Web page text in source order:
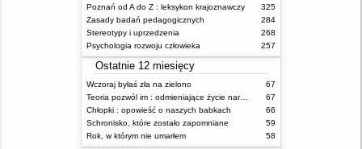
Poznań od A do Z : leksykon krajoznawczy
325
Zasady badań pedagogicznych
284
Stereotypy i uprzedzenia
268
Psychologia rozwoju człowieka
257
Ostatnie 12 miesięcy
Wczoraj byłaś zła na zielono
67
Teoria pozwól im : odmieniające życie narzędzie, o którym mówią miliony ludzi
67
Chłopki : opowieść o naszych babkach
66
Schronisko, które zostało zapomniane
59
Rok, w którym nie umarłem
58